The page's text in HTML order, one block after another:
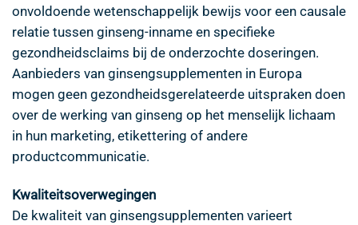
onvoldoende wetenschappelijk bewijs voor een causale
relatie tussen ginseng-inname en specifieke
gezondheidsclaims bij de onderzochte doseringen.
Aanbieders van ginsengsupplementen in Europa
mogen geen gezondheidsgerelateerde uitspraken doen
over de werking van ginseng op het menselijk lichaam
in hun marketing, etikettering of andere
productcommunicatie.
Kwaliteitsoverwegingen
De kwaliteit van ginsengsupplementen varieert